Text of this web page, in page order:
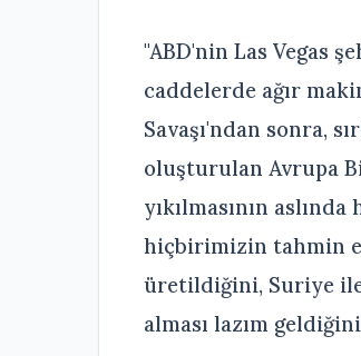
"ABD'nin Las Vegas
caddelerde ağır
Savaşı'ndan sonra,
oluşturulan Avrupa
yıkılmasının
hiçbirimizin tahmin
üretildiğini, Suriye
alması lazım